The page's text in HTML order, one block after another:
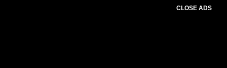
CLOSE ADS